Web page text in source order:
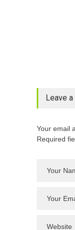
Leave
Your email
Required